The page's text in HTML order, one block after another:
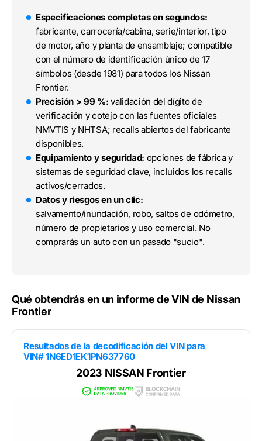
Especificaciones completas en segundos:
fabricante, carrocería/cabina, serie/interior, tipo
de motor, año y planta de ensamblaje; compatible
con el número de identificación único de 17
símbolos (desde 1981) para todos los Nissan
Frontier.
Precisión > 99 %: validación del dígito de
verificación y cotejo con las fuentes oficiales
NMVTIS y NHTSA; recalls abiertos del fabricante
disponibles.
Equipamiento y seguridad: opciones de fábrica y
sistemas de seguridad clave, incluidos los recalls
activos/cerrados.
Datos y riesgos en un clic:
salvamento/inundación, robo, saltos de odómetro,
número de propietarios y uso comercial. No
comprarás un auto con un pasado "sucio".
Qué obtendrás en un informe de VIN de Nissan
Frontier
Resultados de la decodificación del VIN para
VIN# 1N6ED1EK1PN637760
2023 NISSAN Frontier